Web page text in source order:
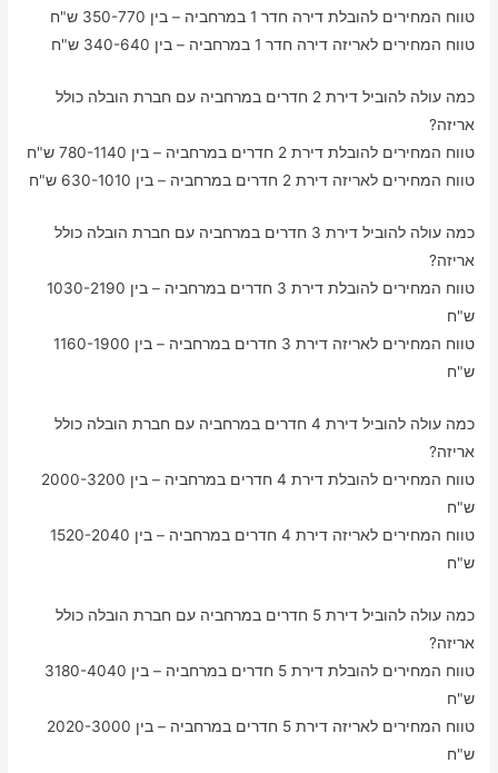
טווח המחירים להובלת דירה חדר 1 במרחביה – בין 350-770 ש"ח
טווח המחירים לאריזה דירה חדר 1 במרחביה – בין 340-640 ש"ח
כמה עולה להוביל דירת 2 חדרים במרחביה עם חברת הובלה כולל
אריזה?
טווח המחירים להובלת דירת 2 חדרים במרחביה – בין 780-1140 ש"ח
טווח המחירים לאריזה דירת 2 חדרים במרחביה – בין 630-1010 ש"ח
כמה עולה להוביל דירת 3 חדרים במרחביה עם חברת הובלה כולל
אריזה?
טווח המחירים להובלת דירת 3 חדרים במרחביה – בין 1030-2190
ש"ח
טווח המחירים לאריזה דירת 3 חדרים במרחביה – בין 1160-1900
ש"ח
כמה עולה להוביל דירת 4 חדרים במרחביה עם חברת הובלה כולל
אריזה?
טווח המחירים להובלת דירת 4 חדרים במרחביה – בין 2000-3200
ש"ח
טווח המחירים לאריזה דירת 4 חדרים במרחביה – בין 1520-2040
ש"ח
כמה עולה להוביל דירת 5 חדרים במרחביה עם חברת הובלה כולל
אריזה?
טווח המחירים להובלת דירת 5 חדרים במרחביה – בין 3180-4040
ש"ח
טווח המחירים לאריזה דירת 5 חדרים במרחביה – בין 2020-3000
ש"ח